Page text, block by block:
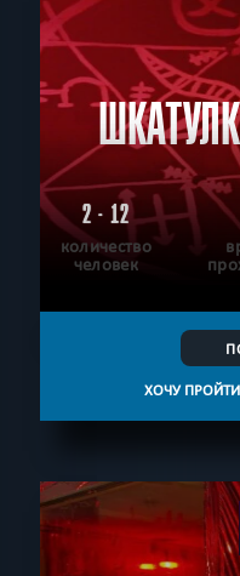
2 - 12
количество
человек
ХОЧУ ПРОЙТИ